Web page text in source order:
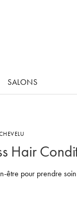
SALONS
Hair
être pour prendre